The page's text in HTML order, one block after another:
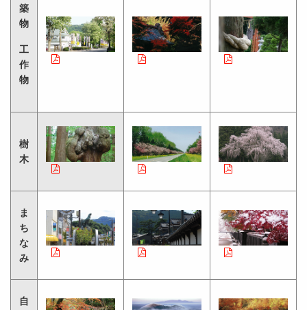
築
物
工
作
物
樹
木
ま
ち
な
み
自